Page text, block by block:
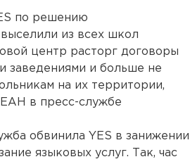
по решению
из всех школ
центр расторг договоры
заведениями и больше не
на их территории,
в пресс-службе
обвинила YES в занижении
языковых услуг. Так, час